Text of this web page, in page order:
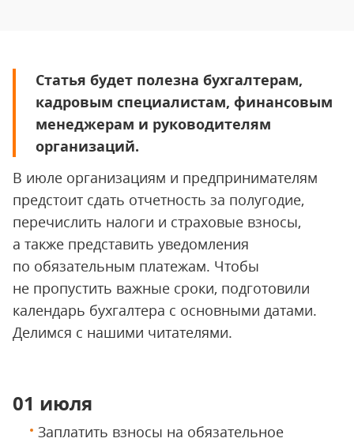
Статья будет полезна бухгалтерам,
кадровым специалистам, финансовым
менеджерам и руководителям
организаций.
В июле организациям и предпринимателям
предстоит сдать отчетность за полугодие,
перечислить налоги и страховые взносы,
а также представить уведомления
по обязательным платежам. Чтобы
не пропустить важные сроки, подготовили
календарь бухгалтера с основными датами.
Делимся с нашими читателями.
01 июля
Заплатить взносы на обязательное